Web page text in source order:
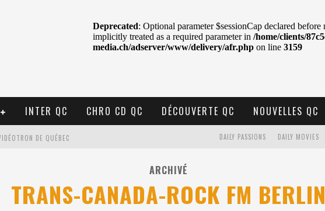
INTER QC CHRO CD QC DÉCOUVERTE QC NOUVELLES QC
DE QUÉBEC
VIDÉOTRON : SAME OR SEPARATE WAYS?
DAILY MOVIES
DAILY PASSIONS
ARCHIVÉ
TRANS-CANADA-ROCK FM BERLIN